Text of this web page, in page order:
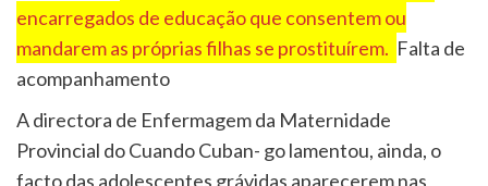
encarregados de educação que consentem ou
mandarem as próprias filhas se prostituírem. Falta de
acompanhamento
A directora de Enfermagem da Maternidade
Provincial do Cuando Cuban- go lamentou, ainda, o
facto das adolescentes grávidas aparecerem nas